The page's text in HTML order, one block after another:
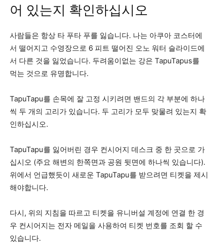
어 있는지 확인하십시오
사람들은 항상 타 푸타 푸를 잃습니다. 나는 아쿠아 코스터에
서 떨어지고 수영장으로 6 피트 떨어진 오노 워터 슬라이드에
서 다른 것을 잃었습니다. 두려움이없는 강은 TapuTapus를
먹는 것으로 유명합니다.
TapuTapu를 손목에 잘 고정 시키려면 밴드의 각 부분에 하나
씩 두 개의 고리가 있습니다. 두 고리가 모두 맞물려 있는지 확
인하십시오.
TapuTapu를 잃어버린 경우 컨시어지 데스크 중 한 곳으로 가
십시오 (주요 해변의 한쪽면과 공원 뒷면에 하나씩 있습니다).
위에서 언급했듯이 새로운 TapuTapu를 받으려면 티켓을 제시
해야합니다.
다시, 위의 지침을 따르고 티켓을 유니버설 계정에 연결 한 경
우 컨시어지는 전자 메일을 사용하여 티켓 번호를 조회 할 수
있습니다.